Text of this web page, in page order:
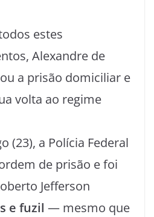
estes
Alexandre de
a prisão domiciliar e
volta ao regime
(23), a Polícia Federal
de prisão e foi
Jefferson
e fuzil — mesmo que